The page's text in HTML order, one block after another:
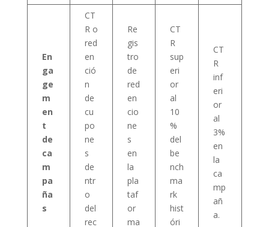
En
ga
ge
m
en
t
de
ca
m
pa
ña
s
CT
R o
red
en
ció
n
de
cu
po
ne
s
de
ntr
o
del
rec
Re
gis
tro
de
red
en
cio
ne
s
en
la
pla
taf
or
ma
CT
R
sup
eri
or
al
10
%
del
be
nch
ma
rk
hist
óri
CT
R
inf
eri
or
al
3%
en
la
ca
mp
añ
a.